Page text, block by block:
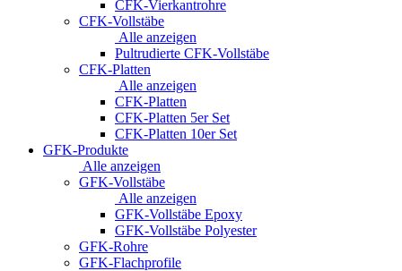
CFK-Vierkantrohre
CFK-Vollstäbe
Alle anzeigen
Pultrudierte CFK-Vollstäbe
CFK-Platten
Alle anzeigen
CFK-Platten
CFK-Platten 5er Set
CFK-Platten 10er Set
GFK-Produkte
Alle anzeigen
GFK-Vollstäbe
Alle anzeigen
GFK-Vollstäbe Epoxy
GFK-Vollstäbe Polyester
GFK-Rohre
GFK-Flachprofile